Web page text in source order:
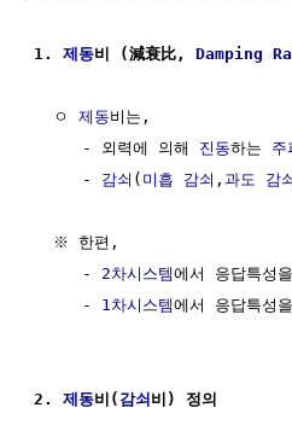
1. 제동비 (減衰比, Damping
  ㅇ
제동비는,
     - 외력에 의해
진동하는 주
     -
감쇠 ( 미흡 감쇠 , 과도 감
  ※ 한편,
     -
2차시스템에서 응답특
     -
1차시스템에서 응답특성
2. 제동비( 감쇠비) 정의